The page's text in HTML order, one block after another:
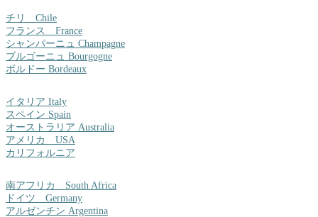
チリ Chile
フランス France
シャンパーニュ Champagne
ブルゴーニュ Bourgogne
ボルドー Bordeaux
イタリア Italy
スペイン Spain
オーストラリア Australia
アメリカ USA
カリフォルニア
南アフリカ South Africa
ドイツ Germany
アルゼンチン Argentina